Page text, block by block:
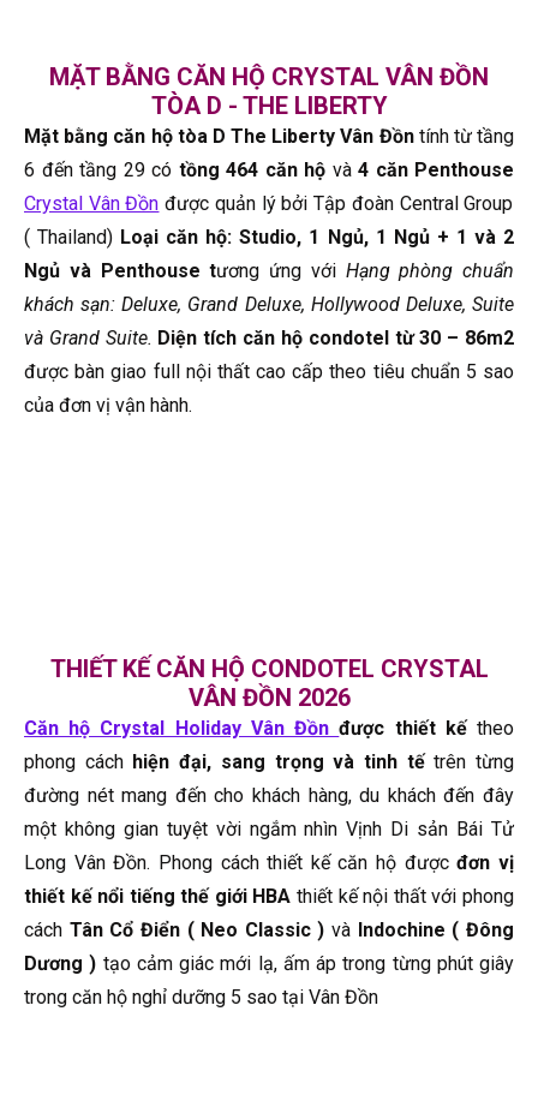
MẶT BẰNG CĂN HỘ CRYSTAL VÂN ĐỒN
TÒA D - THE LIBERTY
Mặt bằng căn hộ tòa D The Liberty Vân Đồntính từ tầng
6 đến tầng 29 có tồng 464 căn hộ và 4 căn Penthouse
Crystal Vân Đồn được quản lý bởi Tập đoàn Central Group
( Thailand) Loại căn hộ: Studio, 1 Ngủ, 1 Ngủ + 1 và 2
Ngủ và Penthouse tương ứng với Hạng phòng chuẩn
khách sạn: Deluxe, Grand Deluxe, Hollywood Deluxe, Suite
và Grand Suite. Diện tích căn hộ condotel từ 30 – 86m2
được bàn giao full nội thất cao cấp theo tiêu chuẩn 5 sao
của đơn vị vận hành.
THIẾT KẾ CĂN HỘ CONDOTEL CRYSTAL
VÂN ĐỒN 2026
Căn hộ Crystal Holiday Vân Đồnđược thiết kếtheo
phong cách hiện đại, sang trọng và tinh tếtrên từng
đường nét mang đến cho khách hàng, du khách đến đây
một không gian tuyệt vời ngắm nhìn Vịnh Di sản Bái Tử
Long Vân Đồn. Phong cách thiết kế căn hộ đượcđơn vị
thiết kế nổi tiếng thế giới HBA thiết kế nội thất với phong
cách Tân Cổ Điển ( Neo Classic ) và Indochine ( Đông
Dương ) tạo cảm giác mới lạ, ấm áp trong từng phút giây
trong căn hộ nghỉ dưỡng 5 sao tại Vân Đồn